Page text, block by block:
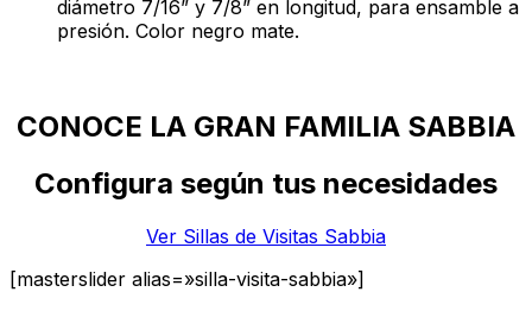
diámetro 7/16” y 7/8” en longitud, para ensamble a
presión. Color negro mate.
CONOCE LA GRAN FAMILIA SABBIA
Configura según tus necesidades
Ver Sillas de Visitas Sabbia
[masterslider alias=»silla-visita-sabbia»]